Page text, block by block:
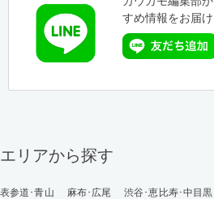
すめ情報をお届け
エリアから探す
表参道･青山 麻布･広尾 渋谷･恵比寿･中目黒